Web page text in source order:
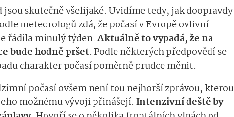
skutečně všelijaké. Uvidíme tedy, jak doopravdy
meteorologů zdá, že počasí v Evropě ovlivní
řádila minulý týden.Aktuálně to vypadá, že na
bude hodně pršet. Podle některých předpovědí se
charakter počasí poměrně prudce měnit.
počasí ovšem není tou nejhorší zprávou, kterou
možnému vývoji přinášejí. Intenzivní deště by